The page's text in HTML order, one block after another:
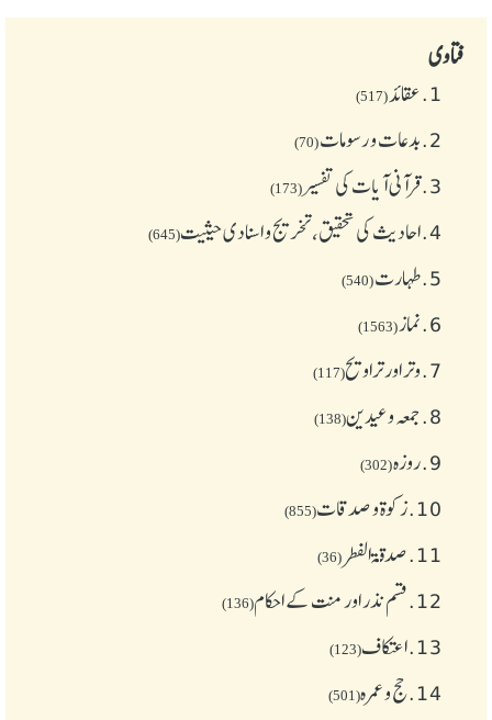
فتاوی
1. عقائد(517)
2. بدعات و رسومات(70)
3. قرآنی آیات کی تفسیر(173)
4. احادیث کی تحقیق، تخریج و اسنادی حیثیت(645)
5. طهارت(540)
6. نماز(1563)
7. وتر اور تراویح(117)
8. جمعہ وعیدین(138)
9. روزہ(302)
10. زکوة و صدقات(855)
11. صدقۃ الفطر (36)
12. قسم نذر اور منت کے احکام(136)
13. اعتکاف(123)
14. حج و عمرہ(501)